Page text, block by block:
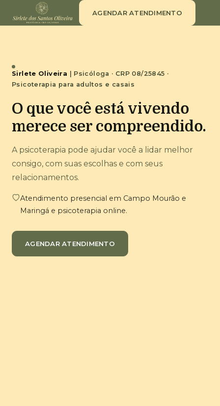
AGENDAR ATENDIMENTO
Sirlete Oliveira | Psicóloga · CRP 08/25845 ·
Psicoterapia para adultos e casais
O que você está vivendo
merece ser compreendido.
A psicoterapia pode ajudar você a lidar melhor
consigo, com suas escolhas e com seus
relacionamentos.
Atendimento presencial em Campo Mourão e
Maringá e psicoterapia online.
AGENDAR ATENDIMENTO